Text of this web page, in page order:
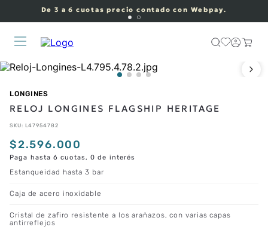
De 3 a 6 cuotas precio contado con Webpay.
LONGINES
RELOJ LONGINES FLAGSHIP HERITAGE
SKU: L47954782
$2.596.000
Paga hasta 6 cuotas, 0 de interés
Estanqueidad hasta 3 bar
Caja de acero inoxidable
Cristal de zafiro resistente a los arañazos, con varias capas
antirreflejos